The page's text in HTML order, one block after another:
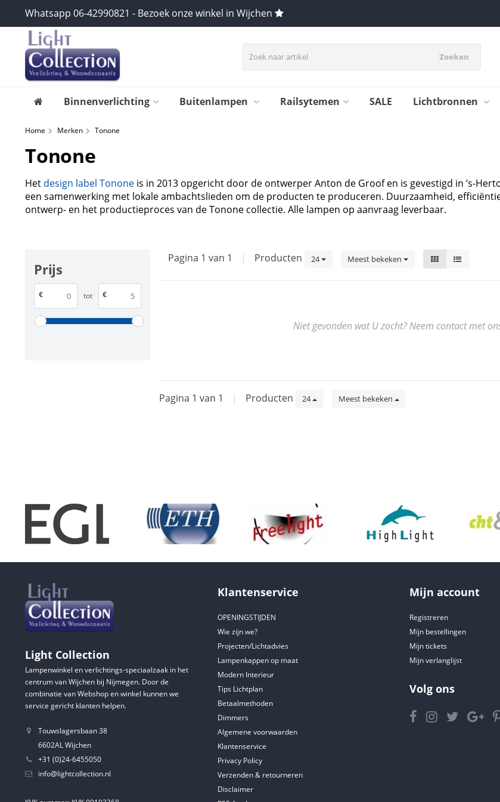
Whatsapp 06-42990821 - Bezoek onze winkel in Wijchen
Zoeken
Binnenverlichting Buitenlampen Railsytemen SALE Lichtbronnen
Home Merken Tonone
Tonone
Het design label Tonone is in 2013 opgericht door de ontwerper Anton de Groof en is gevestigd in ’s-
een samenwerking met lokale ambachtslieden om de producten te produceren. Duurzaamheid,
ontwerp- en het productieproces van de Tonone collectie. Alle lampen op aanvraag leverbaar.
Prijs
€ tot €
Pagina 1 van 1 | Producten 24 Meest bekeken
Niet gevonden wat U zocht? Neem contact met
Pagina 1 van 1 | Producten 24 Meest bekeken
Light Collection
Lampenwinkel en verlichtings-speciaalzaak in het
centrum van Wijchen bij Nijmegen. Door de
combinatie van Webshop en winkel kunnen we
service gericht klanten helpen.
Touwslagersbaan 38
6602AL Wijchen
+31 (0)24-6455050
info@lightcollection.nl
Klantenservice
OPENINGSTIJDEN
Wie zijn we?
Projecten/Lichtadvies
Lampenkappen op maat
Modern Interieur
Tips Lichtplan
Betaalmethoden
Dimmers
Algemene voorwaarden
Klantenservice
Privacy Policy
Verzenden & retourneren
Disclaimer
Mijn account
Registreren
Mijn bestellingen
Mijn tickets
Mijn verlanglijst
Volg ons